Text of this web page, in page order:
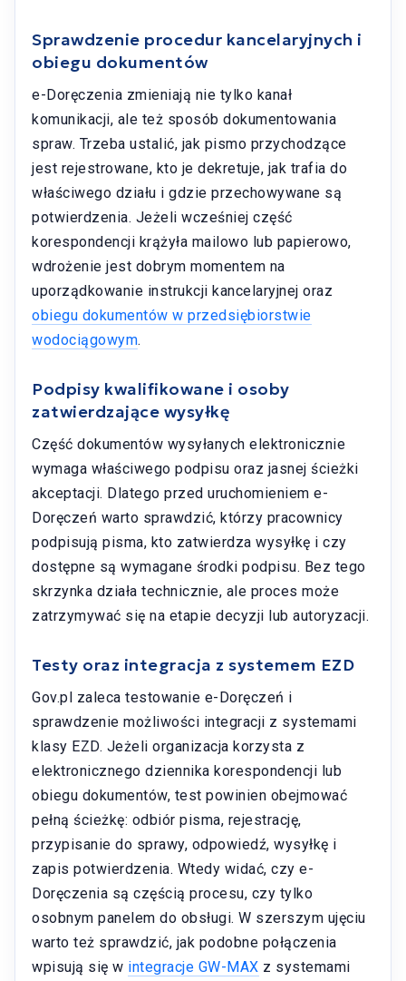
Sprawdzenie procedur kancelaryjnych i
obiegu dokumentów
e-Doręczenia zmieniają nie tylko kanał
komunikacji, ale też sposób dokumentowania
spraw. Trzeba ustalić, jak pismo przychodzące
jest rejestrowane, kto je dekretuje, jak trafia do
właściwego działu i gdzie przechowywane są
potwierdzenia. Jeżeli wcześniej część
korespondencji krążyła mailowo lub papierowo,
wdrożenie jest dobrym momentem na
uporządkowanie instrukcji kancelaryjnej oraz
obiegu dokumentów w przedsiębiorstwie
wodociągowym.
Podpisy kwalifikowane i osoby
zatwierdzające wysyłkę
Część dokumentów wysyłanych elektronicznie
wymaga właściwego podpisu oraz jasnej ścieżki
akceptacji. Dlatego przed uruchomieniem e-
Doręczeń warto sprawdzić, którzy pracownicy
podpisują pisma, kto zatwierdza wysyłkę i czy
dostępne są wymagane środki podpisu. Bez tego
skrzynka działa technicznie, ale proces może
zatrzymywać się na etapie decyzji lub autoryzacji.
Testy oraz integracja z systemem EZD
Gov.pl zaleca testowanie e-Doręczeń i
sprawdzenie możliwości integracji z systemami
klasy EZD. Jeżeli organizacja korzysta z
elektronicznego dziennika korespondencji lub
obiegu dokumentów, test powinien obejmować
pełną ścieżkę: odbiór pisma, rejestrację,
przypisanie do sprawy, odpowiedź, wysyłkę i
zapis potwierdzenia. Wtedy widać, czy e-
Doręczenia są częścią procesu, czy tylko
osobnym panelem do obsługi. W szerszym ujęciu
warto też sprawdzić, jak podobne połączenia
wpisują się w integracje GW-MAX z systemami